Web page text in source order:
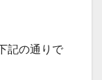
記の通りで